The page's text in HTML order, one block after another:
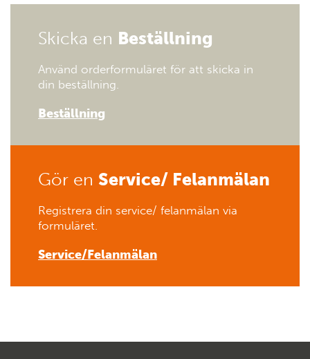
Skicka en Beställning
Använd orderformuläret för att skicka in
din beställning.
Beställning
Gör en Service/ Felanmälan
Registrera din service/ felanmälan via
formuläret.
Service/Felanmälan